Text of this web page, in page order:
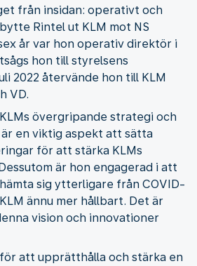
från insidan: operativt och
Rintel ut KLM mot NS
år var hon operativ direktör i
hon till styrelsens
2022 återvände hon till KLM
VD.
övergripande strategi och
en viktig aspekt att sätta
för att stärka KLMs
är hon engagerad i att
sig ytterligare från COVID-
ännu mer hållbart. Det är
vision och innovationer
att upprätthålla och stärka en